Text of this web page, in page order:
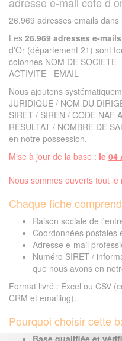
26.969 adresses emails
Les 26.969 adresses e-mails
d'Or (département 21) sont
colonnes NOM DE SOCIETE
ACTIVITE - EMAIL
Nous ajoutons
JURIDIQUE / NOM DU
SIRET / SIREN / CODE NAF
RESULTAT / NOMBRE DE
en notre possession.
Mise à jour de la base : le 04
Nous sommes ouverts tout le
Chaque fiche
Raison sociale de
Coordonnées postales
Adresse e-mail
Numéro SIRET /
que nous avons en
Format livré : Excel ou CSV
CRM et emailing).
Pourquoi choisir cette
Base qualifiée et